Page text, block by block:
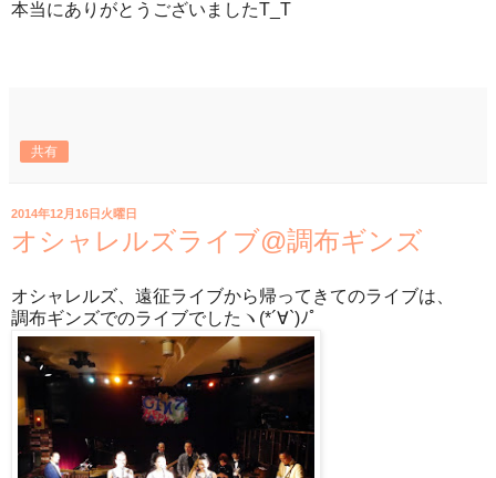
本当にありがとうございましたT_T
共有
2014年12月16日火曜日
オシャレルズライブ@調布ギンズ
オシャレルズ、遠征ライブから帰ってきてのライブは、
調布ギンズでのライブでしたヽ(*´∀`)ﾉﾟ